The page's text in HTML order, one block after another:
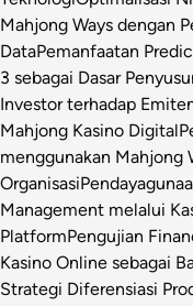
Mahjong Ways dengan
DataPemanfaatan
3 sebagai Dasar
Investor terhadap
Mahjong Kasino Digital
menggunakan Mahjong
Organisasi
Management melalui
PlatformPengujian
Kasino Online sebagai
Strategi Diferensiasi